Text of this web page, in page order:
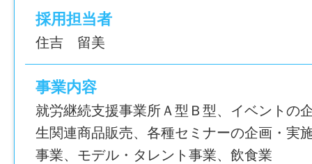
② 本が好き・カフェが好きな方に！
休憩時間や仕事帰りに図書館を利用するス
す。
③ 初めてでも始めやすい
採用担当者
住吉 留美
事業内容
就労継続支援事業所Ａ型Ｂ型、イベントの
生関連商品販売、各種セミナーの企画・実
事業、モデル・タレント事業、飲食業